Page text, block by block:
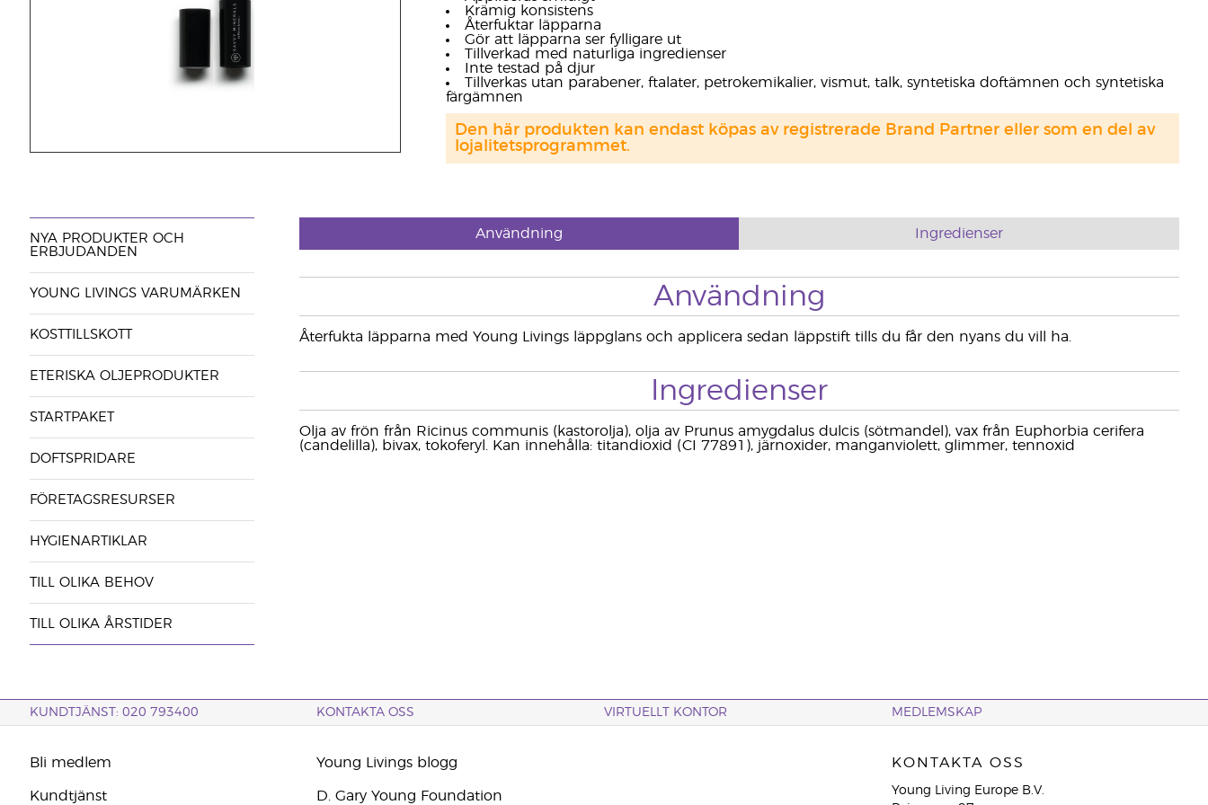
Krämig konsistens
Återfuktar läpparna
Gör att läpparna ser fylligare ut
Tillverkad med naturliga ingredienser
Inte testad på djur
Tillverkas utan parabener, ftalater, petrokemikalier, vismut, talk, syntetiska doftämnen och syntetiska
färgämnen
Den här produkten kan endast köpas av registrerade Brand Partner eller som en del av
lojalitetsprogrammet.
NYA PRODUKTER OCH
ERBJUDANDEN
YOUNG LIVINGS VARUMÄRKEN
KOSTTILLSKOTT
ETERISKA OLJEPRODUKTER
STARTPAKET
DOFTSPRIDARE
FÖRETAGSRESURSER
HYGIENARTIKLAR
TILL OLIKA BEHOV
TILL OLIKA ÅRSTIDER
Användning Ingredienser
Användning
Återfukta läpparna med Young Livings läppglans och applicera sedan läppstift tills du får den nyans du vill ha.
Ingredienser
Olja av frön från Ricinus communis (kastorolja), olja av Prunus amygdalus dulcis (sötmandel), vax från Euphorbia cerifera
(candelilla), bivax, tokoferyl. Kan innehålla: titandioxid (CI 77891), järnoxider, manganviolett, glimmer, tennoxid
KUNDTJÄNST: 020 793400 KONTAKTA OSS VIRTUELLT KONTOR MEDLEMSKAP
Bli medlem
Kundtjänst
Young Livings blogg
D. Gary Young Foundation
KONTAKTA OSS
Young Living Europe B.V.